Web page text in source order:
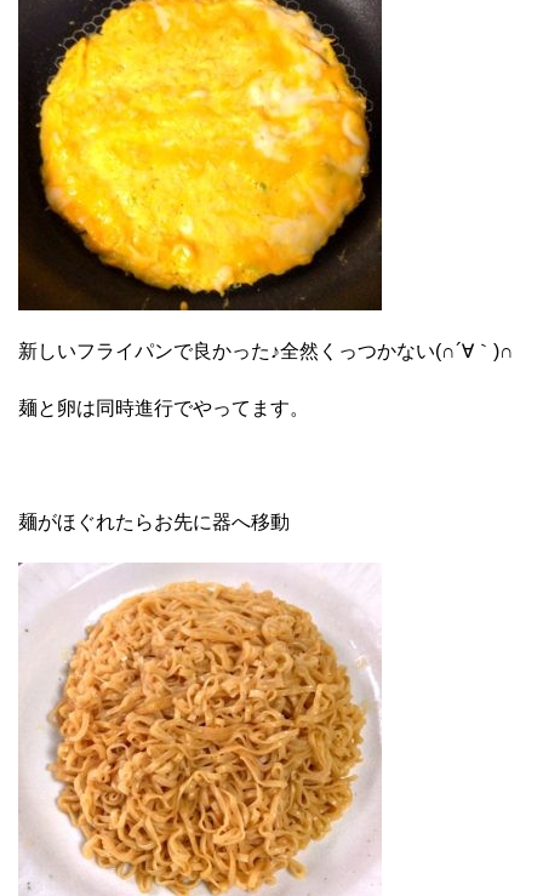
新しいフライパンで良かった♪全然くっつかない(∩´∀｀)∩
麺と卵は同時進行でやってます。
麺がほぐれたらお先に器へ移動